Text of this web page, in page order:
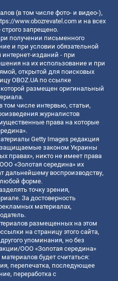
(в том числе фото- и видео-),
www.obozrevatel.com и на всех
запрещено.
получении письменного
и при условии обязательной
интернет-изданий - при
на их использование и при
открытой для поисковых
OBOZ.UA по ссылке
которой размещен оригинальный
том числе интервью, статьи,
журналистов
права на которые
Getty Images редакция
законом Украины
правах», никто не имеет права
«Золотая середина» их
дальнейшему воспроизводству,
форме.
точку зрения,
За достоверность
материалах,
размещенных на этом
на страницу этого сайта,
упоминания, но без
ООО «Золотая середина»
будет считаться:
перепечатка, последующее
переработка с